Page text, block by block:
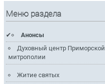
Меню раздела
Анонсы
Духовный центр Приморской
митрополии
Житие святых